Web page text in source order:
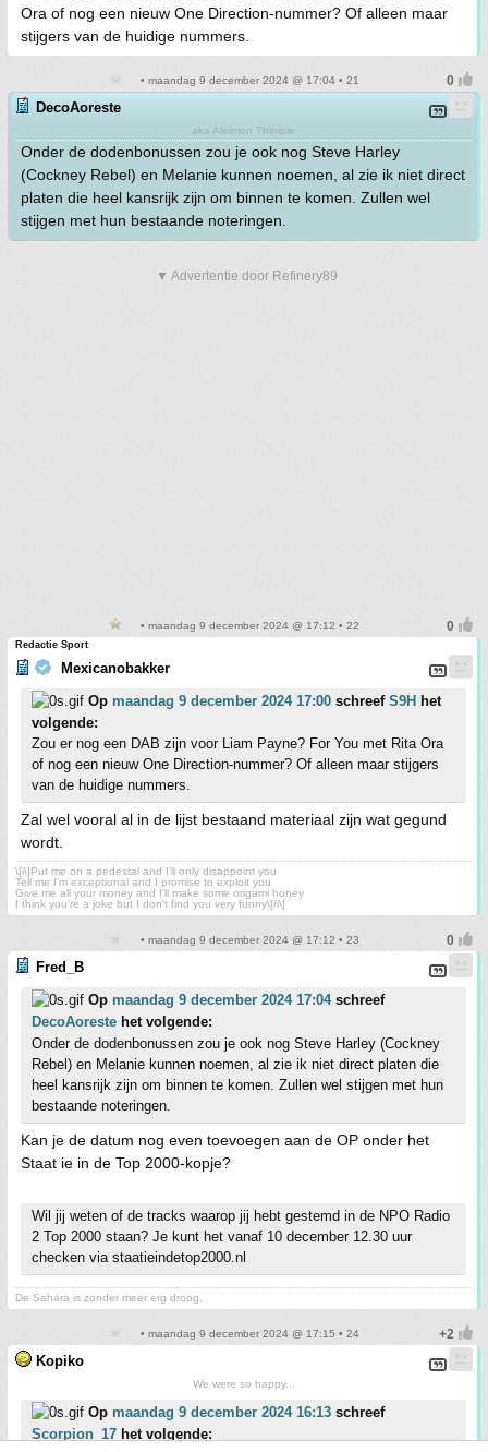
Ora of nog een nieuw One Direction-nummer? Of alleen maar
stijgers van de huidige nummers.
• maandag 9 december 2024 @ 17:04 • 21
DecoAoreste
aka Aleimon Thimble
Onder de dodenbonussen zou je ook nog Steve Harley
(Cockney Rebel) en Melanie kunnen noemen, al zie ik niet direct
platen die heel kansrijk zijn om binnen te komen. Zullen wel
stijgen met hun bestaande noteringen.
▼ Advertentie door Refinery89
• maandag 9 december 2024 @ 17:12 • 22
Redactie Sport
Mexicanobakker
Op maandag 9 december 2024 17:00 schreef S9H het
volgende:
Zou er nog een DAB zijn voor Liam Payne? For You met Rita Ora
of nog een nieuw One Direction-nummer? Of alleen maar stijgers
van de huidige nummers.
Zal wel vooral al in de lijst bestaand materiaal zijn wat gegund
wordt.
\[i\]Put me on a pedestal and I'll only disappoint you
Tell me I'm exceptional and I promise to exploit you
Give me all your money and I'll make some origami honey
I think you're a joke but I don't find you very funny\[/i\]
• maandag 9 december 2024 @ 17:12 • 23
Fred_B
Op maandag 9 december 2024 17:04schreef
DecoAoreste het volgende:
Onder de dodenbonussen zou je ook nog Steve Harley (Cockney
Rebel) en Melanie kunnen noemen, al zie ik niet direct platen die
heel kansrijk zijn om binnen te komen. Zullen wel stijgen met hun
bestaande noteringen.
Kan je de datum nog even toevoegen aan de OP onder het
Staat ie in de Top 2000-kopje?
Wil jij weten of de tracks waarop jij hebt gestemd in de NPO Radio
2 Top 2000 staan? Je kunt het vanaf 10 december 12.30 uur
checken via staatieindetop2000.nl
De Sahara is zonder meer erg droog.
• maandag 9 december 2024 @ 17:15 • 24
Kopiko
We were so happy...
Op maandag 9 december 2024 16:13 schreef
Scorpion_17 het volgende: